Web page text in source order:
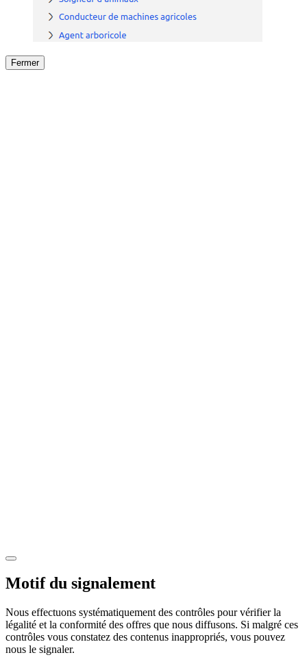
Fermer
Motif du signalement
Nous effectuons systématiquement des contrôles pour vérifier la
légalité et la conformité des offres que nous diffusons. Si malgré ces
contrôles vous constatez des contenus inappropriés, vous pouvez
nous le signaler.